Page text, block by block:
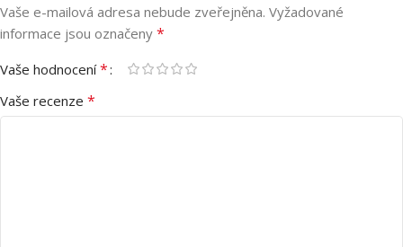
Vaše e-mailová adresa nebude zveřejněna. Vyžadované
informace jsou označeny *
Vaše hodnocení*
Vaše recenze *